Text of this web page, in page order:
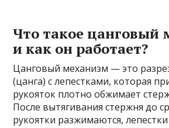
Что такое цанговый
и как он работает?
Цанговый механизм — это
(цанга) с лепестками, которая
рукояток плотно обжимает
После вытягивания стержня до
рукоятки разжимаются,